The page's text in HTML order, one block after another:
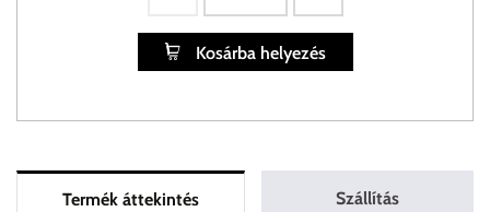
Kosárba helyezés
Termék áttekintés Szállítás